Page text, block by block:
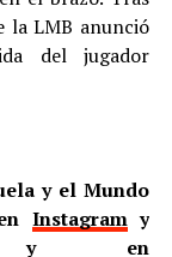
la LMB anunció
del jugador
y el Mundo
Instagramy
en